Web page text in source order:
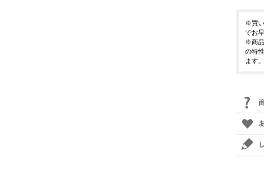
※買い
でお
※商品
の特
ます。